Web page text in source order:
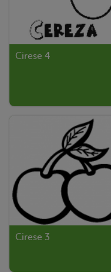
Cirese 4
Cirese 3